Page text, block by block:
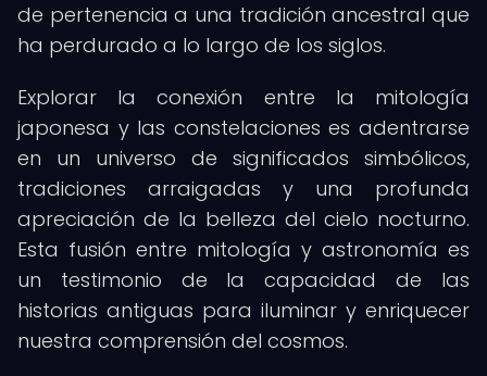
de pertenencia a una tradición ancestral que
ha perdurado a lo largo de los siglos.
Explorar la conexión entre la mitología
japonesa y las constelaciones es adentrarse
en un universo de significados simbólicos,
tradiciones arraigadas y una profunda
apreciación de la belleza del cielo nocturno.
Esta fusión entre mitología y astronomía es
un testimonio de la capacidad de las
historias antiguas para iluminar y enriquecer
nuestra comprensión del cosmos.